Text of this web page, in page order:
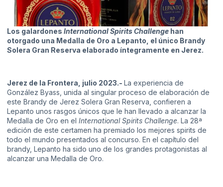
Los galardones International Spirits Challenge han
otorgado una Medalla de Oro a Lepanto, el único Brandy
Solera Gran Reserva elaborado íntegramente en Jerez.
Jerez de la Frontera, julio 2023.- La experiencia de
González Byass, unida al singular proceso de elaboración de
este Brandy de Jerez Solera Gran Reserva, confieren a
Lepanto unos rasgos únicos que le han llevado a alcanzar la
Medalla de Oro en el International Spirits Challenge. La 28ª
edición de este certamen ha premiado los mejores spirits de
todo el mundo presentados al concurso. En el capítulo del
brandy, Lepanto ha sido uno de los grandes protagonistas al
alcanzar una Medalla de Oro.